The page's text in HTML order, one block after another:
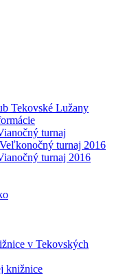
Tekovské Lužany
turnaj
turnaj 2016
turnaj 2016
v Tekovských
knižnice